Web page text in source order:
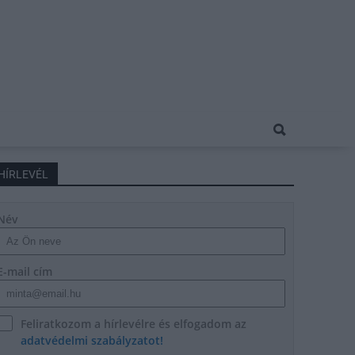
mail cím
Feliratkozom a hírlevélre és elfogadom az
adatvédelmi szabályzatot!